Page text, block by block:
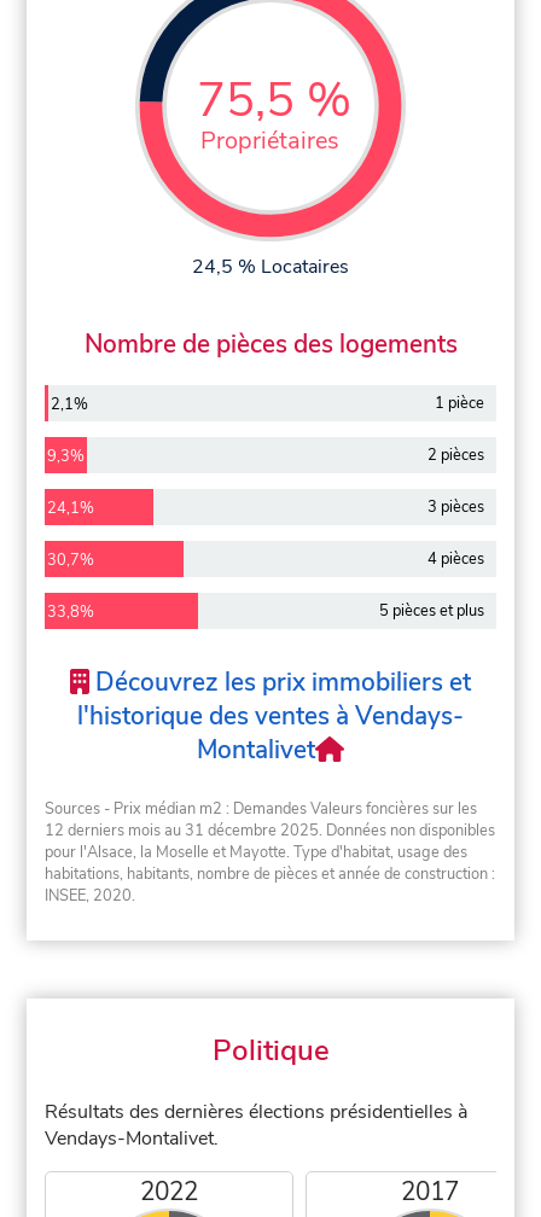
75,5 %
Propriétaires
24,5 % Locataires
Nombre de pièces des logements
2,1% 1 pièce
9,3% 2 pièces
24,1% 3 pièces
30,7% 4 pièces
33,8% 5 pièces et plus
Découvrez les prix immobiliers et
l'historique des ventes à Vendays-
Montalivet
Sources - Prix médian m2 : Demandes Valeurs foncières sur les
12 derniers mois au 31 décembre 2025. Données non disponibles
pour l'Alsace, la Moselle et Mayotte. Type d'habitat, usage des
habitations, habitants, nombre de pièces et année de construction :
INSEE, 2020.
Politique
Résultats des dernières élections présidentielles à
Vendays-Montalivet.
2022 2017